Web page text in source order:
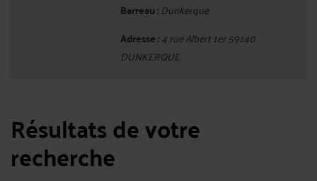
Barreau : Dunkerque
Adresse :4 rue Albert 1er 59140
DUNKERQUE
Résultats de votre
recherche